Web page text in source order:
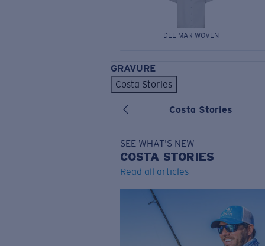
DEL MAR WOVEN
GRAVURE
Costa Stories
Costa Stories
SEE WHAT'S NEW
COSTA STORIES
Read all articles